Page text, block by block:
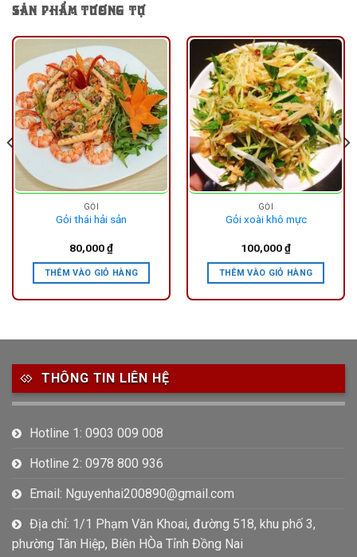
SẢN PHẨM TƯƠNG TỰ
GỎI
Gỏi thái hải sản
80,000₫
THÊM VÀO GIỎ HÀNG
GỎI
Gỏi xoài khô mực
100,000₫
THÊM VÀO GIỎ HÀNG
THÔNG TIN LIÊN HỆ
Hotline 1: 0903 009 008
Hotline 2: 0978 800 936
Email: Nguyenhai200890@gmail.com
Địa chỉ: 1/1 Phạm Văn Khoai, đường 518, khu phố 3,
phường Tân Hiệp, Biên HÒa Tỉnh Đồng Nai